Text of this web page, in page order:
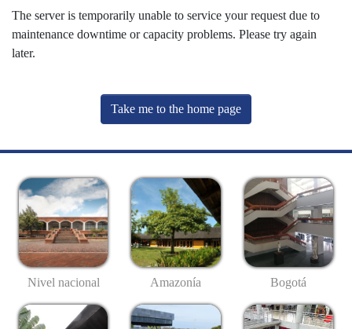
The server is temporarily unable to service your request due to
maintenance downtime or capacity problems. Please try again
later.
Take me to the home page
Nivel nacional Amazonía Bogotá